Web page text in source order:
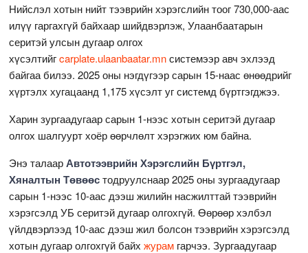
Нийслэл хотын нийт тээврийн хэрэгслийн тоог 730,000-аас
илүү гаргахгүй байхаар шийдвэрлэж, Улаанбаатарын
серитэй улсын дугаар олгох
хүсэлтийгcarplate.ulaanbaatar.mnсистемээр авч эхлээд
байгаа билээ. 2025 оны нэгдүгээр сарын 15-наас өнөөдрийг
хүртэлх хугацаанд 1,175 хүсэлт уг системд бүртгэгджээ.
Харин зургаадугаар сарын 1-нээс хотын серитэй дугаар
олгох шалгуурт хоёр өөрчлөлт хэрэгжих юм байна.
Энэ талаарАвтотээврийн Хэрэгслийн Бүртгэл,
Хяналтын Төвөөстодруулснаар 2025 оны зургаадугаар
сарын 1-нээс 10-аас дээш жилийн насжилттай тээврийн
хэрэгсэлд УБ серитэй дугаар олгохгүй. Өөрөөр хэлбэл
үйлдвэрлээд 10-аас дээш жил болсон тээврийн хэрэгсэлд
хотын дугаар олгохгүй байхжурам гарчээ. Зургаадугаар